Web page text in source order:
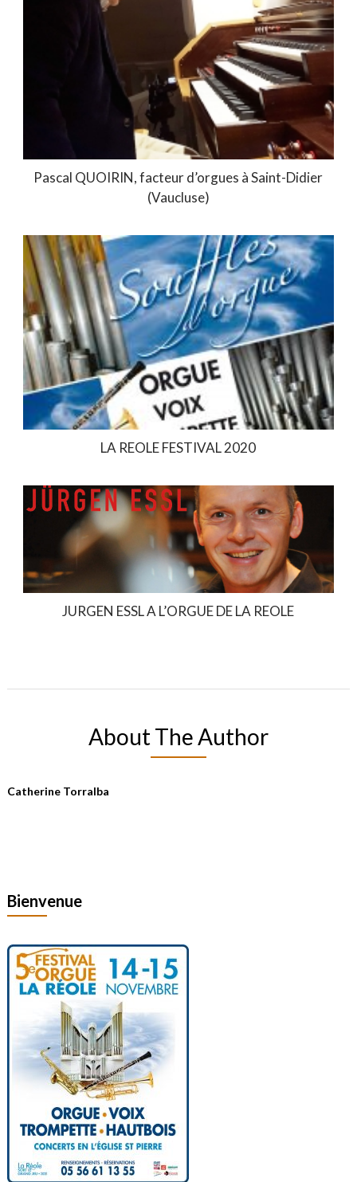
Pascal QUOIRIN, facteur d’orgues à Saint-Didier
(Vaucluse)
LA REOLE FESTIVAL 2020
JURGEN ESSL A L’ORGUE DE LA REOLE
About The Author
Catherine Torralba
Bienvenue